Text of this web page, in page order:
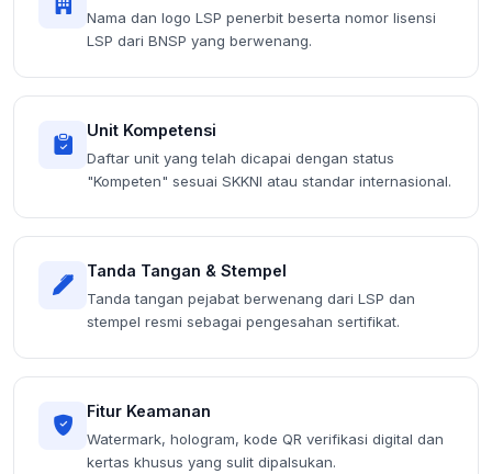
Nama dan logo LSP penerbit beserta nomor lisensi
LSP dari BNSP yang berwenang.
Unit Kompetensi
Daftar unit yang telah dicapai dengan status
"Kompeten" sesuai SKKNI atau standar internasional.
Tanda Tangan & Stempel
Tanda tangan pejabat berwenang dari LSP dan
stempel resmi sebagai pengesahan sertifikat.
Fitur Keamanan
Watermark, hologram, kode QR verifikasi digital dan
kertas khusus yang sulit dipalsukan.